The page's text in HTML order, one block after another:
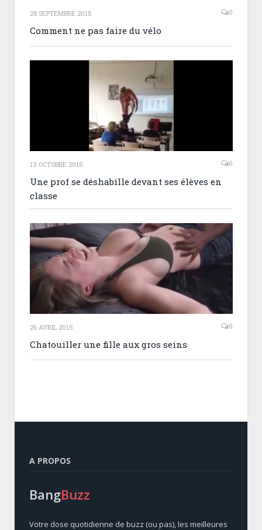
28 SEPTEMBRE 2015 0
Comment ne pas faire du vélo
13 OCTOBRE 2015 0
Une prof se déshabille devant ses élèves en
classe
26 AVRIL 2015 0
Chatouiller une fille aux gros seins
A PROPOS
BangBuzz
Votre dose quotidienne de buzz (ou pas), les meilleures